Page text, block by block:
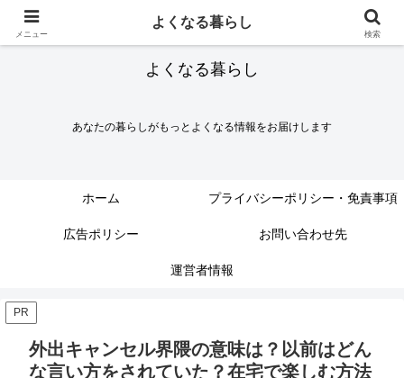
よくなる暮らし
あなたの暮らしがもっとよくなる情報をお届けします
ホーム プライバシーポリシー・免責事項
広告ポリシー お問い合わせ先
運営者情報
PR
外出キャンセル界隈の意味は？以前はどん
な言い方をされていた？在宅で楽しむ方法
メニュー
よくなる暮らし
検索